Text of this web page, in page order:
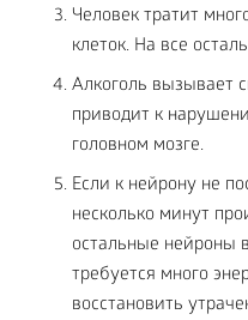
Человек тратит
клеток. На все
Алкоголь вызывает
приводит к
головном мозге.
Если к нейрону не
несколько минут
остальные нейроны
требуется много
восстановить